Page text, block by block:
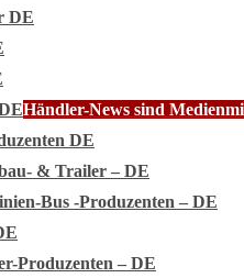
DE
Händler-News sind
DE
& Trailer – DE
Bus -Produzenten – DE
Produzenten – DE